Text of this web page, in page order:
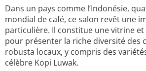
Dans un pays comme l’Indonésie,
mondial de café, ce salon revêt une
particulière. Il constitue une vitrine
pour présenter la riche diversité des
robusta locaux, y compris des
célèbre Kopi Luwak.